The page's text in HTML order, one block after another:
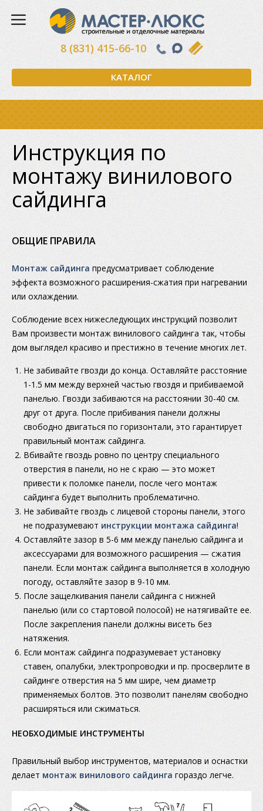
КАТАЛОГ
8 (831) 415-66-10
Инструкция по
монтажу винилового
сайдинга
ОБЩИЕ ПРАВИЛА
Монтаж сайдинга предусматривает соблюдение
эффекта возможного расширения-сжатия при нагревании
или охлаждении.
Соблюдение всех нижеследующих инструкций позволит
Вам произвести монтаж винилового сайдинга так, чтобы
дом выглядел красиво и престижно в течение многих лет.
Не забивайте гвозди до конца. Оставляйте расстояние
1-1.5 мм между верхней частью гвоздя и прибиваемой
панелью. Гвозди забиваются на расстоянии 30-40 см.
друг от друга. После прибивания панели должны
свободно двигаться по горизонтали, это гарантирует
правильный монтаж сайдинга.
Вбивайте гвоздь ровно по центру специального
отверстия в панели, но не с краю — это может
привести к поломке панели, после чего монтаж
сайдинга будет выполнить проблематично.
Не забивайте гвоздь с лицевой стороны панели, этого
не подразумевают инструкции монтажа сайдинга!
Оставляйте зазор в 5-6 мм между панелью сайдинга и
аксессуарами для возможного расширения — сжатия
панели. Если монтаж сайдинга выполняется в холодную
погоду, оставляйте зазор в 9-10 мм.
После защелкивания панели сайдинга с нижней
панелью (или со стартовой полосой) не натягивайте ее.
После закрепления панели должны висеть без
натяжения.
Если монтаж сайдинга подразумевает установку
ставен, опалубки, электропроводки и пр. просверлите в
сайдинге отверстия на 5 мм шире, чем диаметр
применяемых болтов. Это позволит панелям свободно
расширяться или сжиматься.
НЕОБХОДИМЫЕ ИНСТРУМЕНТЫ
Правильный выбор инструментов, материалов и оснастки
делает монтаж винилового сайдинга гораздо легче.